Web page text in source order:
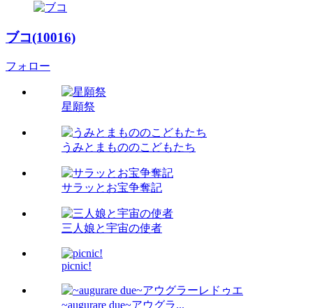
ブコ(10016)
フォロー
星願祭
うみとまもののこどもたち
サラッとお宝争奪記
三人娘と宇宙の使者
picnic!
~augurare due~アウグラ...